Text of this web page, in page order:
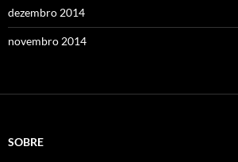
dezembro 2014
novembro 2014
SOBRE